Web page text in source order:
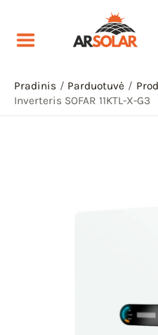
turinio
Pradinis Parduotuvė
Inverteris SOFAR 11KTL-X-G3